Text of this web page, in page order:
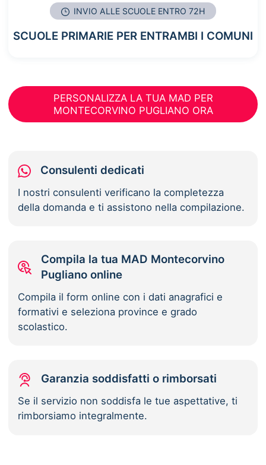
INVIO ALLE SCUOLE ENTRO 72H
SCUOLE PRIMARIE PER ENTRAMBI I COMUNI
PERSONALIZZA LA TUA MAD PER
MONTECORVINO PUGLIANO ORA
Consulenti dedicati
I nostri consulenti verificano la completezza
della domanda e ti assistono nella compilazione.
Compila la tua MAD Montecorvino
Pugliano online
Compila il form online con i dati anagrafici e
formativi e seleziona province e grado
scolastico.
Garanzia soddisfatti o rimborsati
Se il servizio non soddisfa le tue aspettative, ti
rimborsiamo integralmente.